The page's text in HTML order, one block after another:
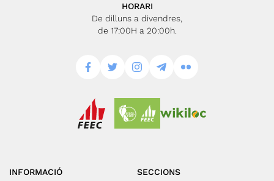
HORARI
De dilluns a divendres,
de 17:00H a 20:00h.
INFORMACIÓ SECCIONS